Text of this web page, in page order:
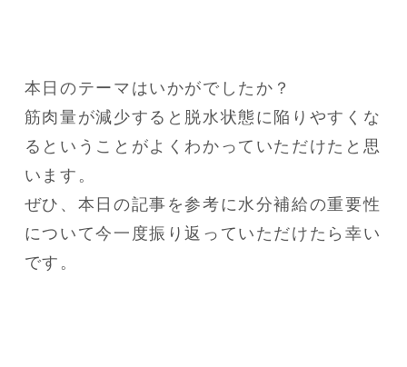
本日のテーマはいかがでしたか？
筋肉量が減少すると脱水状態に陥りやすくな
るということがよくわかっていただけたと思
います。
ぜひ、本日の記事を参考に水分補給の重要性
について今一度振り返っていただけたら幸い
です。